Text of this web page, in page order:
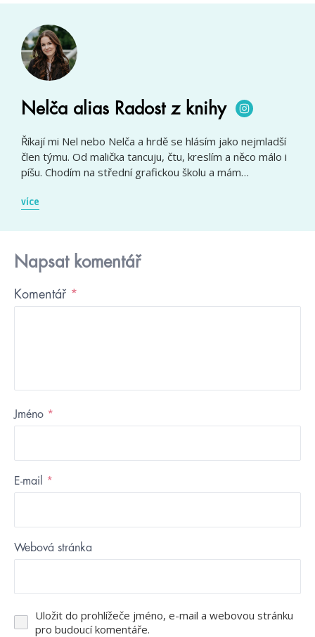
Nelča alias Radost z knihy
Říkají mi Nel nebo Nelča a hrdě se hlásím jako nejmladší
člen týmu. Od malička tancuju, čtu, kreslím a něco málo i
píšu. Chodím na střední grafickou školu a mám…
více
Napsat komentář
Komentář *
Jméno *
E-mail *
Webová stránka
Uložit do prohlížeče jméno, e-mail a webovou stránku
pro budoucí komentáře.